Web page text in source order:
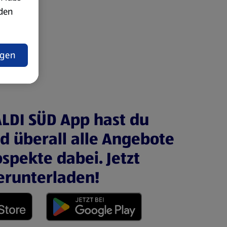
SÜD App hast du
überall alle Angebote
dabei. Jetzt